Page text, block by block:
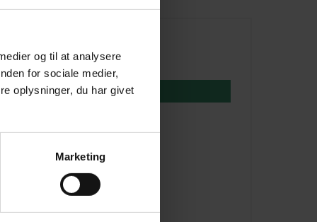
og til at analysere
for sociale medier,
oplysninger, du har givet
Marketing
10,00 DKK
VIS PRODUKT